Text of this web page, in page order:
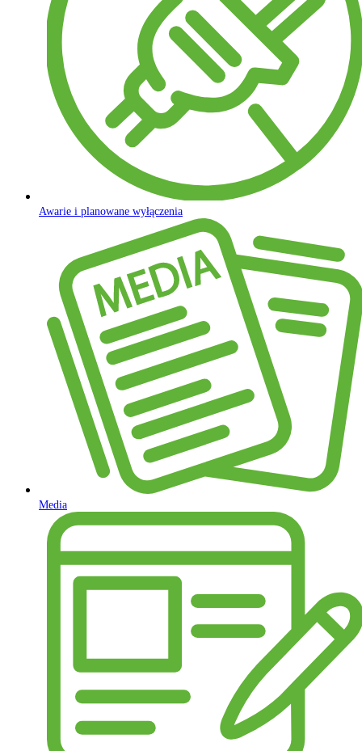
Awarie i planowane wyłączenia
Media